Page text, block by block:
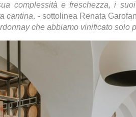
complessità e freschezza, i
cantina. - sottolinea Renata
che abbiamo vinificato solo